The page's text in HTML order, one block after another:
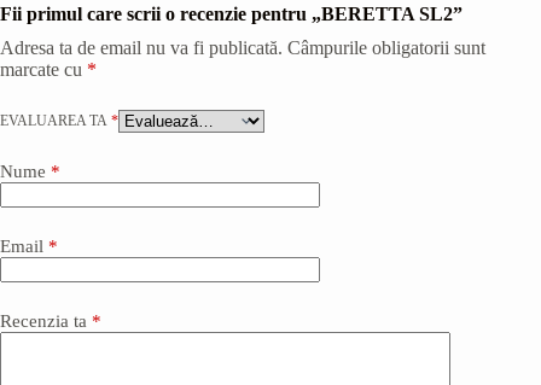
Fii primul care scrii o recenzie pentru „BERETTA SL2”
Adresa ta de email nu va fi publicată. Câmpurile obligatorii sunt
marcate cu *
EVALUAREA TA *
Nume *
Email *
Recenzia ta *